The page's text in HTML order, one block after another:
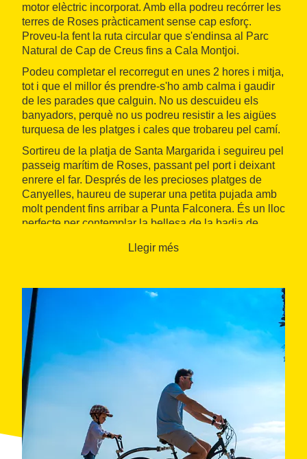
motor elèctric incorporat. Amb ella podreu recórrer les
terres de Roses pràcticament sense cap esforç.
Proveu-la fent la ruta circular que s'endinsa al Parc
Natural de Cap de Creus fins a Cala Montjoi.
Podeu completar el recorregut en unes 2 hores i mitja,
tot i que el millor és prendre-s'ho amb calma i gaudir
de les parades que calguin. No us descuideu els
banyadors, perquè no us podreu resistir a les aigües
turquesa de les platges i cales que trobareu pel camí.
Sortireu de la platja de Santa Margarida i seguireu pel
passeig marítim de Roses, passant pel port i deixant
enrere el far. Després de les precioses platges de
Canyelles, haureu de superar una petita pujada amb
molt pendent fins arribar a Punta Falconera. És un lloc
perfecte per contemplar la bellesa de la badia de
fortificacions construïdes per l'exèrcit espanyol durant
El recorregut us portarà fins a Cala Montjoi, on podreu
gaudir d'un descans i un bon bany envoltats d'arbres.
Fareu la tornada per un altre camí que us permetrà
visitar els dòlmens i menhirs del parc. Presteu atenció
a les espectaculars vistes des de la Torre del Sastre. A
Roses us espera la carn a la brasa del restaurant
l'Entrecot i l'apartament familiar Roses Santa Maria
del grup Terraza.
Quan: Primavera, estiu i tardor
On: Roses
Organitza: Bicicletas y Rutas
Llegir més